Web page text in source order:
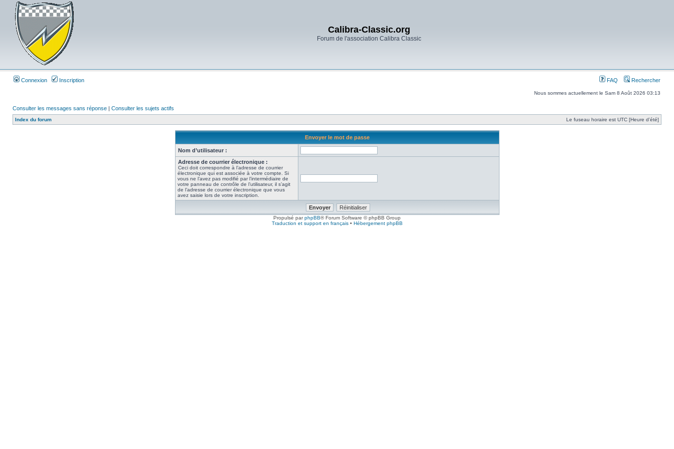
Calibra-Classic.org
Forum de l'association Calibra Classic
Connexion Inscription FAQ Rechercher
Nous sommes actuellement le Sam 8 Août 2026 03:13
Consulter les messages sans réponse | Consulter les sujets actifs
Index du forum Le fuseau horaire est UTC [Heure d’été]
Envoyer le mot de passe
Nom d’utilisateur :
Adresse de courrier électronique :
Ceci doit correspondre à l’adresse de courrier
électronique qui est associée à votre compte. Si
vous ne l’avez pas modifié par l’intermédiaire de
votre panneau de contrôle de l’utilisateur, il s’agit
de l’adresse de courrier électronique que vous
avez saisie lors de votre inscription.
Propulsé parphpBB® Forum Software © phpBB Group
Traduction et support en français• Hébergement phpBB